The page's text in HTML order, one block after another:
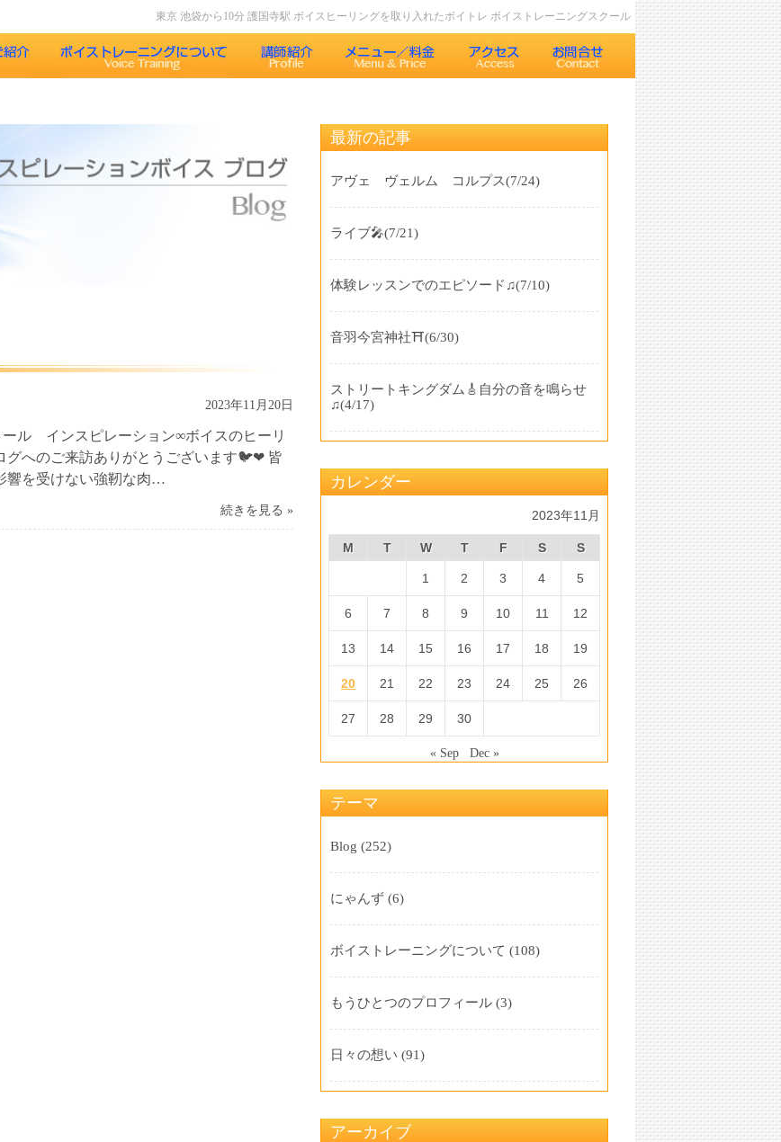
東京 池袋から10分 護国寺駅 ボイスヒーリングを取り入れたボイトレ ボイストレーニングスクール
インスピレーションボイスのボイスメソッド
2023年11月20日
ル インスピレーション∞ボイスのヒーリ
へのご来訪ありがとうございます🐦❤ 皆
響を受けない強靭な肉…
続きを見る »
最新の記事
アヴェ ヴェルム コルプス(7/24)
ライブ🎤(7/21)
体験レッスンでのエピソード♫(7/10)
音羽今宮神社⛩️(6/30)
ストリートキングダム🎸自分の音を鳴らせ
♫(4/17)
カレンダー
2023年11月
M T W T F S S
1 2 3 4 5
6 7 8 9 10 11 12
13 14 15 16 17 18 19
20 21 22 23 24 25 26
27 28 29 30
« Sep Dec »
テーマ
Blog (252)
にゃんず (6)
ボイストレーニングについて (108)
もうひとつのプロフィール (3)
日々の想い (91)
アーカイブ